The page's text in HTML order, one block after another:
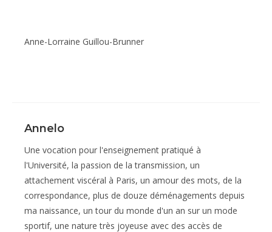
Anne-Lorraine Guillou-Brunner
Annelo
Une vocation pour l'enseignement pratiqué à
l'Université, la passion de la transmission, un
attachement viscéral à Paris, un amour des mots, de la
correspondance, plus de douze déménagements depuis
ma naissance, un tour du monde d'un an sur un mode
sportif, une nature très joyeuse avec des accès de